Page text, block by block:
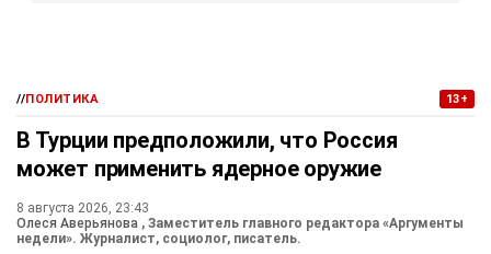
//ПОЛИТИКА 13+
В Турции предположили, что Россия
может применить ядерное оружие
8 августа 2026, 23:43
Олеся Аверьянова , Заместитель главного редактора «Аргументы
недели». Журналист, социолог, писатель.